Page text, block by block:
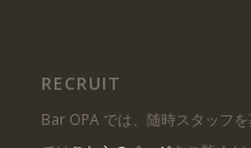
RECRUIT
Bar OPA では、随時スタッフ